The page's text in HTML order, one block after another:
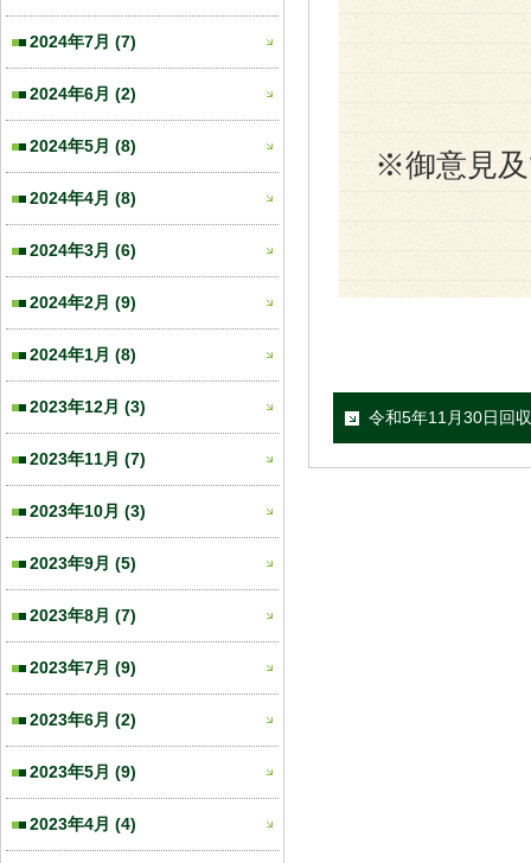
※御意見
令和5年11月30日回
2024年7月 (7)
2024年6月 (2)
2024年5月 (8)
2024年4月 (8)
2024年3月 (6)
2024年2月 (9)
2024年1月 (8)
2023年12月 (3)
2023年11月 (7)
2023年10月 (3)
2023年9月 (5)
2023年8月 (7)
2023年7月 (9)
2023年6月 (2)
2023年5月 (9)
2023年4月 (4)